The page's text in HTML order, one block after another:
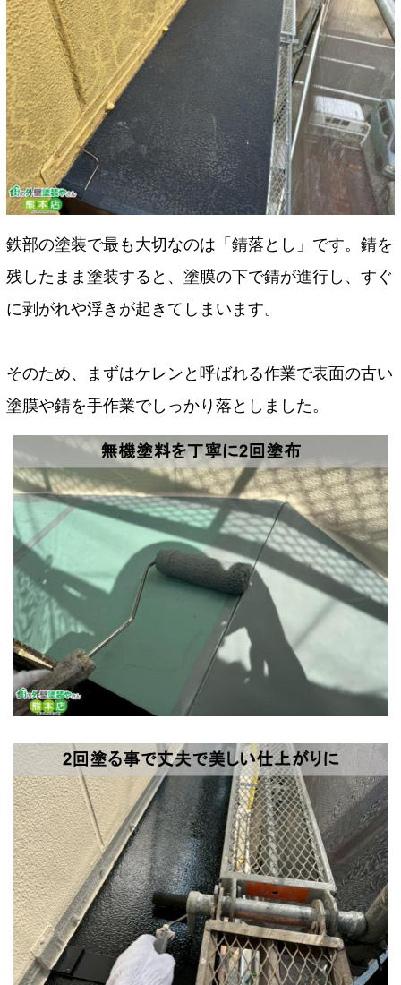
鉄部の塗装で最も大切なのは「錆落とし」です。錆を
残したまま塗装すると、塗膜の下で錆が進行し、すぐ
に剥がれや浮きが起きてしまいます。
そのため、まずはケレンと呼ばれる作業で表面の古い
塗膜や錆を手作業でしっかり落としました。